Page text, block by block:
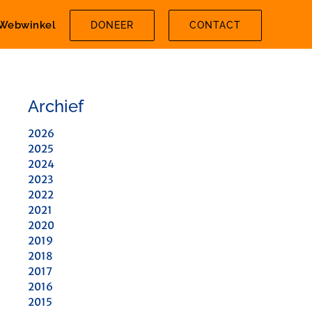
DONEER CONTACT
Archief
2026
2025
2024
2023
2022
2021
2020
2019
2018
2017
2016
2015